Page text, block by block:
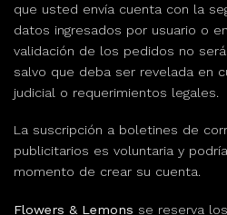
que usted envía cuenta con la
datos ingresados por usuario o
validación de los pedidos no
salvo que deba ser revelada en
judicial o requerimientos legales.
La suscripción a boletines de
publicitarios es voluntaria y
momento de crear su cuenta.
Flowers & Lemons se reserva